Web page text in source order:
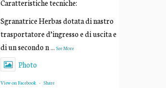
Caratteristiche tecniche:
Sgranatrice Herbas dotata di nastro
trasportatore d’ingresso e di uscita e
di un secondo n... See More
Photo
View on Facebook · Share